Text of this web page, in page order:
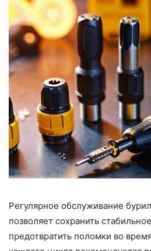
Регулярное обслуживание
позволяет сохранить
предотвратить поломки во